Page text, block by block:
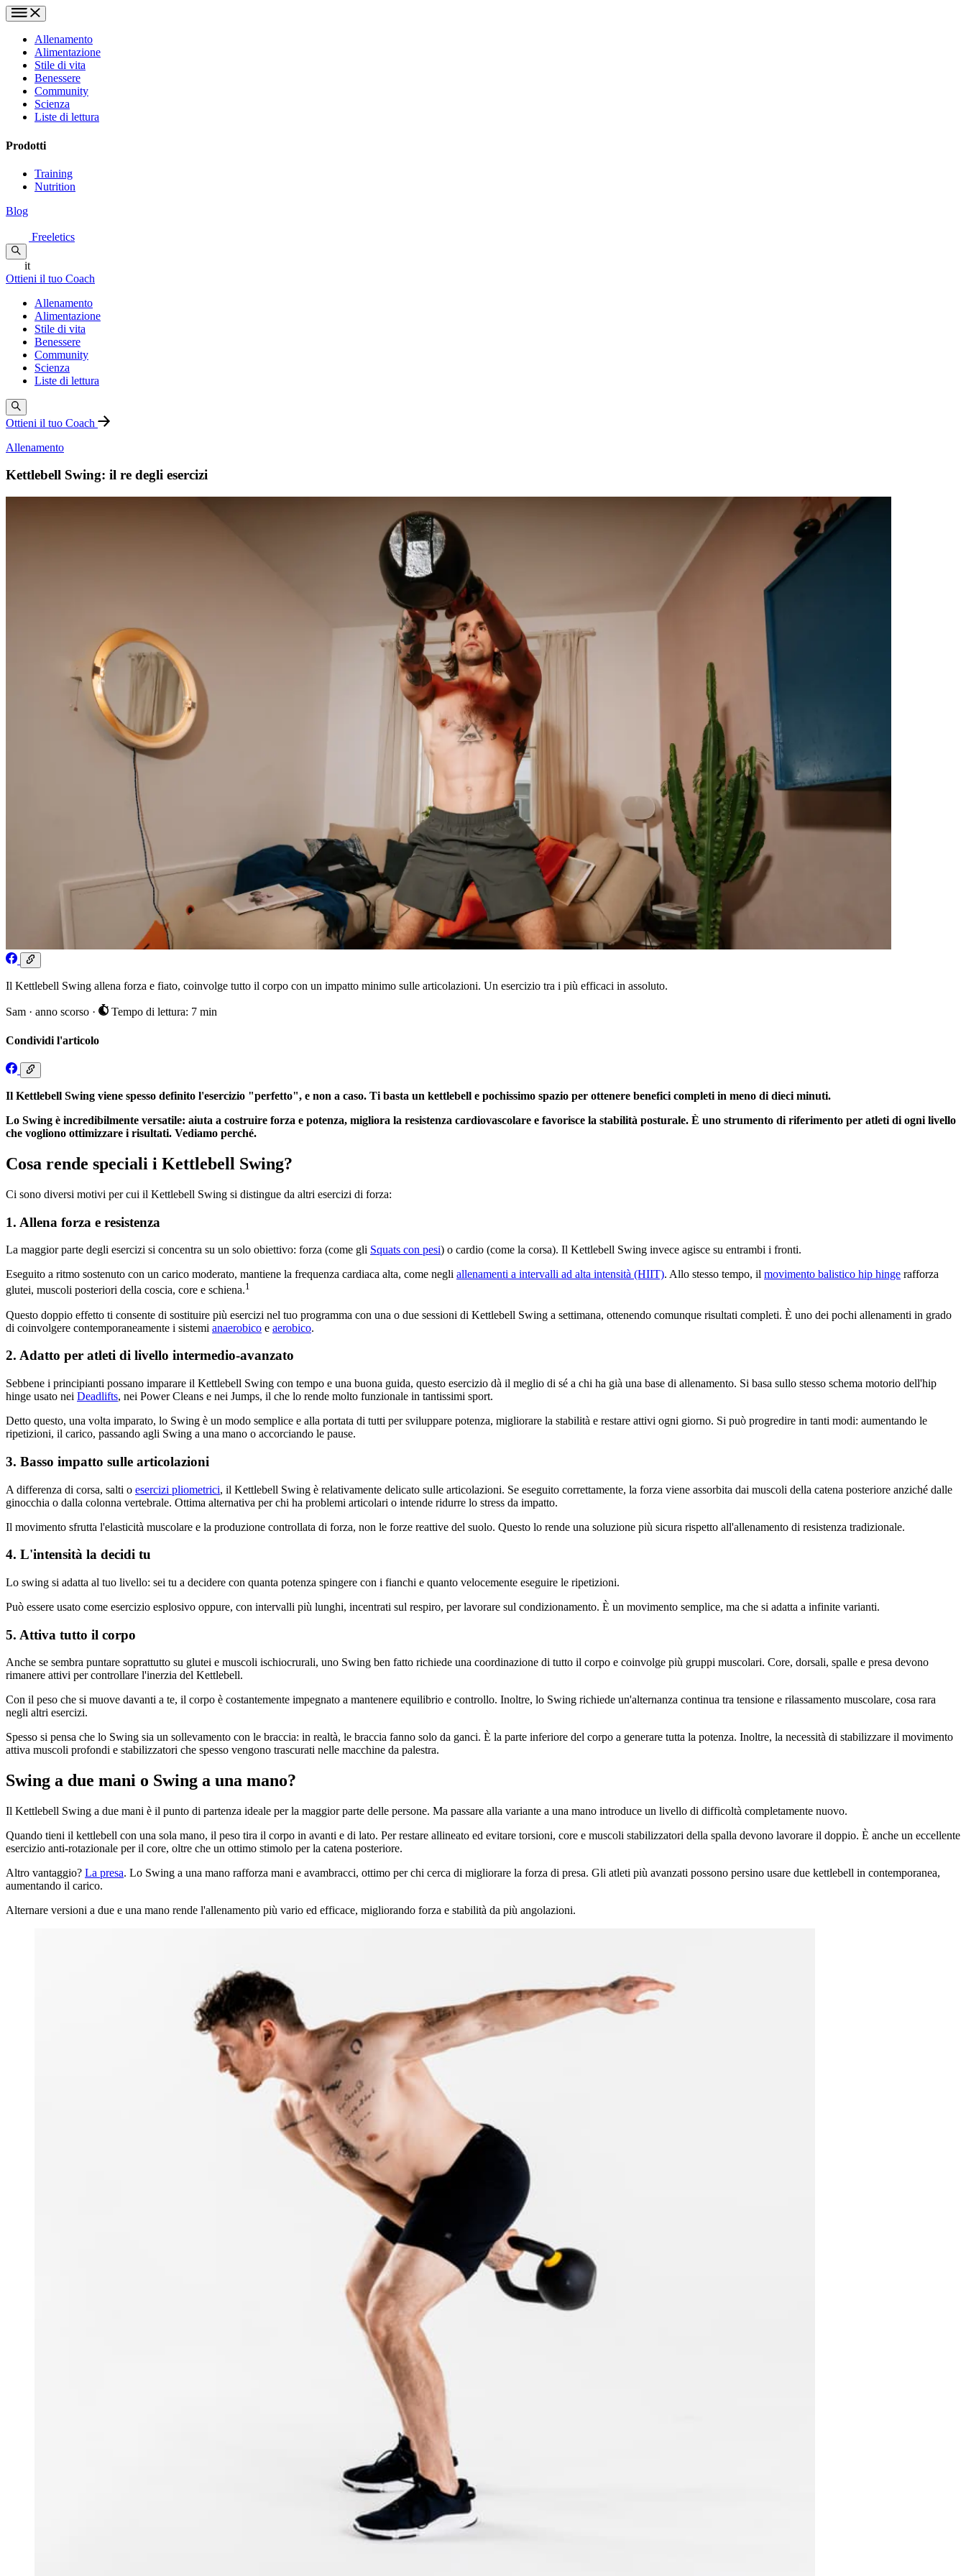
Allenamento
Alimentazione
Stile di vita
Benessere
Community
Scienza
Liste di lettura
Prodotti
Training
Nutrition
Blog
Freeletics
it
Ottieni il tuo Coach
Allenamento
Alimentazione
Stile di vita
Benessere
Community
Scienza
Liste di lettura
Ottieni il tuo Coach
Allenamento
Kettlebell Swing: il re degli esercizi
Il Kettlebell Swing allena forza e fiato, coinvolge tutto il corpo con un impatto minimo sulle articolazioni. Un esercizio tra i più efficaci in assoluto.
Sam · anno scorso · Tempo di lettura: 7 min
Condividi l'articolo
Il Kettlebell Swing viene spesso definito l'esercizio "perfetto", e non a caso. Ti basta un kettlebell e pochissimo spazio per ottenere benefici completi in meno di dieci minuti.
Lo Swing è incredibilmente versatile: aiuta a costruire forza e potenza, migliora la resistenza cardiovascolare e favorisce la stabilità posturale. È uno strumento di riferimento per atleti di ogni livello
che vogliono ottimizzare i risultati. Vediamo perché.
Cosa rende speciali i Kettlebell Swing?
Ci sono diversi motivi per cui il Kettlebell Swing si distingue da altri esercizi di forza:
1. Allena forza e resistenza
La maggior parte degli esercizi si concentra su un solo obiettivo: forza (come gli Squats con pesi) o cardio (come la corsa). Il Kettlebell Swing invece agisce su entrambi i fronti.
Eseguito a ritmo sostenuto con un carico moderato, mantiene la frequenza cardiaca alta, come negli allenamenti a intervalli ad alta intensità (HIIT). Allo stesso tempo, il movimento balistico hip hinge rafforza
glutei, muscoli posteriori della coscia, core e schiena.1
Questo doppio effetto ti consente di sostituire più esercizi nel tuo programma con una o due sessioni di Kettlebell Swing a settimana, ottenendo comunque risultati completi. È uno dei pochi allenamenti in grado
di coinvolgere contemporaneamente i sistemi anaerobico e aerobico.
2. Adatto per atleti di livello intermedio-avanzato
Sebbene i principianti possano imparare il Kettlebell Swing con tempo e una buona guida, questo esercizio dà il meglio di sé a chi ha già una base di allenamento. Si basa sullo stesso schema motorio dell'hip
hinge usato nei Deadlifts, nei Power Cleans e nei Jumps, il che lo rende molto funzionale in tantissimi sport.
Detto questo, una volta imparato, lo Swing è un modo semplice e alla portata di tutti per sviluppare potenza, migliorare la stabilità e restare attivi ogni giorno. Si può progredire in tanti modi: aumentando le
ripetizioni, il carico, passando agli Swing a una mano o accorciando le pause.
3. Basso impatto sulle articolazioni
A differenza di corsa, salti o esercizi pliometrici, il Kettlebell Swing è relativamente delicato sulle articolazioni. Se eseguito correttamente, la forza viene assorbita dai muscoli della catena posteriore anziché dalle
ginocchia o dalla colonna vertebrale. Ottima alternativa per chi ha problemi articolari o intende ridurre lo stress da impatto.
Il movimento sfrutta l'elasticità muscolare e la produzione controllata di forza, non le forze reattive del suolo. Questo lo rende una soluzione più sicura rispetto all'allenamento di resistenza tradizionale.
4. L'intensità la decidi tu
Lo swing si adatta al tuo livello: sei tu a decidere con quanta potenza spingere con i fianchi e quanto velocemente eseguire le ripetizioni.
Può essere usato come esercizio esplosivo oppure, con intervalli più lunghi, incentrati sul respiro, per lavorare sul condizionamento. È un movimento semplice, ma che si adatta a infinite varianti.
5. Attiva tutto il corpo
Anche se sembra puntare soprattutto su glutei e muscoli ischiocrurali, uno Swing ben fatto richiede una coordinazione di tutto il corpo e coinvolge più gruppi muscolari. Core, dorsali, spalle e presa devono
rimanere attivi per controllare l'inerzia del Kettlebell.
Con il peso che si muove davanti a te, il corpo è costantemente impegnato a mantenere equilibrio e controllo. Inoltre, lo Swing richiede un'alternanza continua tra tensione e rilassamento muscolare, cosa rara
negli altri esercizi.
Spesso si pensa che lo Swing sia un sollevamento con le braccia: in realtà, le braccia fanno solo da ganci. È la parte inferiore del corpo a generare tutta la potenza. Inoltre, la necessità di stabilizzare il movimento
attiva muscoli profondi e stabilizzatori che spesso vengono trascurati nelle macchine da palestra.
Swing a due mani o Swing a una mano?
Il Kettlebell Swing a due mani è il punto di partenza ideale per la maggior parte delle persone. Ma passare alla variante a una mano introduce un livello di difficoltà completamente nuovo.
Quando tieni il kettlebell con una sola mano, il peso tira il corpo in avanti e di lato. Per restare allineato ed evitare torsioni, core e muscoli stabilizzatori della spalla devono lavorare il doppio. È anche un eccellente
esercizio anti-rotazionale per il core, oltre che un ottimo stimolo per la catena posteriore.
Altro vantaggio? La presa. Lo Swing a una mano rafforza mani e avambracci, ottimo per chi cerca di migliorare la forza di presa. Gli atleti più avanzati possono persino usare due kettlebell in contemporanea,
aumentando il carico.
Alternare versioni a due e una mano rende l'allenamento più vario ed efficace, migliorando forza e stabilità da più angolazioni.